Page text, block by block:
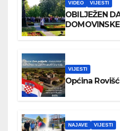
VIDEO VIJESTI
OBILJEŽEN
VIJESTI
Općina
NAJAVE VIJESTI